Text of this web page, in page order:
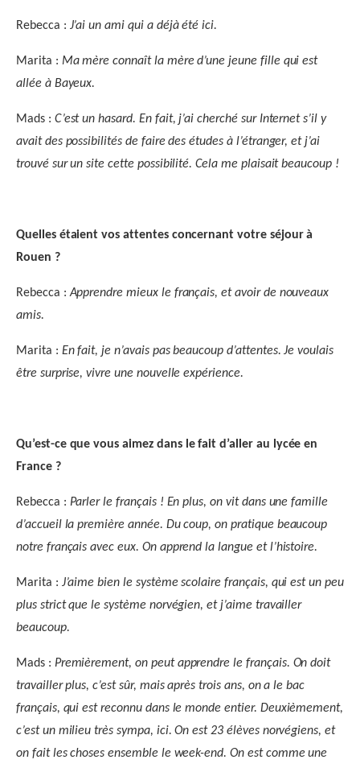
Rebecca : J’ai un ami qui a déjà été ici.
Marita : Ma mère connaît la mère d’une jeune fille qui est
allée à Bayeux.
Mads : C’est un hasard. En fait, j’ai cherché sur Internet s’il y
avait des possibilités de faire des études à l’étranger, et j’ai
trouvé sur un site cette possibilité. Cela me plaisait beaucoup !
Quelles étaient vos attentes concernant votre séjour à
Rouen ?
Rebecca :Apprendre mieux le français, et avoir de nouveaux
amis.
Marita : En fait, je n’avais pas beaucoup d’attentes. Je voulais
être surprise, vivre une nouvelle expérience.
Qu’est-ce que vous aimez dans le fait d’aller au lycée en
France ?
Rebecca : Parler le français ! En plus, on vit dans une famille
d’accueil la première année. Du coup, on pratique beaucoup
notre français avec eux. On apprend la langue et l’histoire.
Marita : J’aime bien le système scolaire français, qui est un peu
plus strict que le système norvégien, et j’aime travailler
beaucoup.
Mads : Premièrement, on peut apprendre le français. On doit
travailler plus, c’est sûr, mais après trois ans, on a le bac
français, qui est reconnu dans le monde entier. Deuxièmement,
c’est un milieu très sympa, ici. On est 23 élèves norvégiens, et
on fait les choses ensemble le week-end. On est comme une